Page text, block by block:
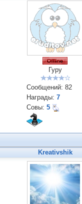
Гуру
Сообщений: 82
Награды: 7
Совы: 5
Kreativshik